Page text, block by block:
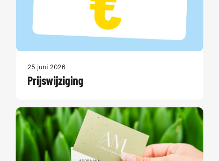
25 juni 2026
Prijswijziging